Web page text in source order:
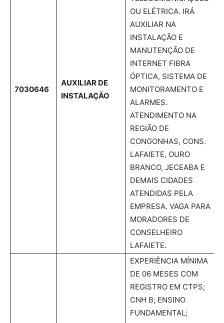
7030646
AUXILIAR DE
INSTALAÇÃO
OU ELÉTRICA. IRÁ
AUXILIAR NA
INSTALAÇÃO E
MANUTENÇÃO DE
INTERNET FIBRA
ÓPTICA, SISTEMA DE
MONITORAMENTO E
ALARMES.
ATENDIMENTO NA
REGIÃO DE
CONGONHAS, CONS.
LAFAIETE, OURO
BRANCO, JECEABA E
DEMAIS CIDADES
ATENDIDAS PELA
EMPRESA. VAGA PARA
MORADORES DE
CONSELHEIRO
LAFAIETE.
EXPERIÊNCIA MÍNIMA
DE 06 MESES COM
REGISTRO EM CTPS;
CNH B; ENSINO
FUNDAMENTAL;